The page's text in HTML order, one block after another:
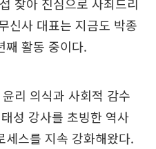
찾아 진심으로 사죄드리
신사 대표는 지금도 박종
째 활동 중이다.
리 의식과 사회적 감수
성 강사를 초빙한 역사
세스를 지속 강화해왔다.